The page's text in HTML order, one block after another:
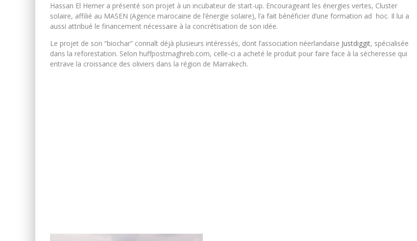
Hassan El Hemer a présenté son projet à un incubateur de start-up. Encourageant les énergies vertes, Cluster
solaire, affilié au MASEN (Agence marocaine de l’énergie solaire), l’a fait bénéficier d’une formation ad hoc. Il lui a
aussi attribué le financement nécessaire à la concrétisation de son idée.
Le projet de son “biochar” connaît déjà plusieurs intéressés, dont l’association néerlandaise Justdiggit, spécialisée
dans la reforestation. Selon huffpostmaghreb.com, celle-ci a acheté le produit pour faire face à la sécheresse qui
entrave la croissance des oliviers dans la région de Marrakech.